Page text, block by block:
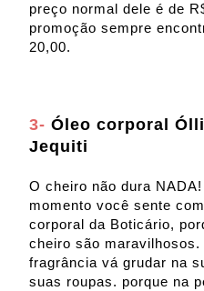
preço normal dele é de
promoção sempre
20,00.
3- Óleo corporal
Jequiti
O cheiro não dura
momento você sente
corporal da Boticário,
cheiro são
fragrância vá grudar na
suas roupas. porque na